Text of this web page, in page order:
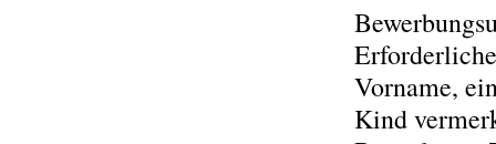
Vorname,
Kind